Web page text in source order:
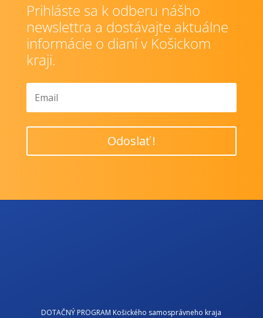
Prihláste sa k odberu nášho
newslettra a dostávajte aktuálne
informácie o dianí v Košickom
kraji.
Odoslať !
DOTAČNÝ PROGRAM Košického samosprávneho kraja